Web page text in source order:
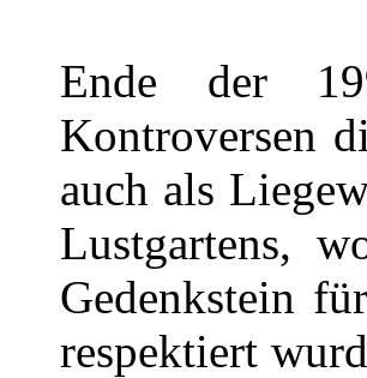
Ende der
Kontroversen
auch als
Lustgartens,
Gedenkstein
respektiert